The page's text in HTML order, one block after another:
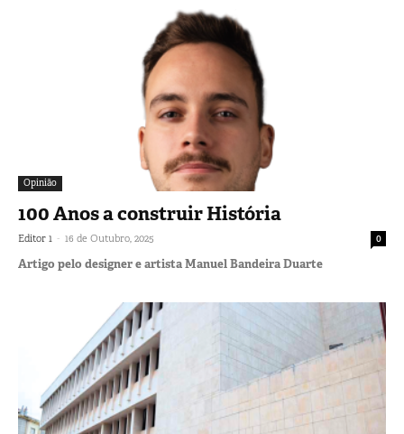
Opinião
100 Anos a construir História
Editor 1 - 16 de Outubro, 2025 0
Artigo pelo designer e artista Manuel Bandeira Duarte